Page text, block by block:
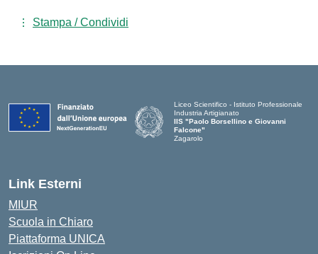
Stampa / Condividi
Liceo Scientifico - Istituto Professionale
Industria Artigianato
IIS "Paolo Borsellino e Giovanni
Falcone"
Zagarolo
Link Esterni
MIUR
Scuola in Chiaro
Piattaforma UNICA